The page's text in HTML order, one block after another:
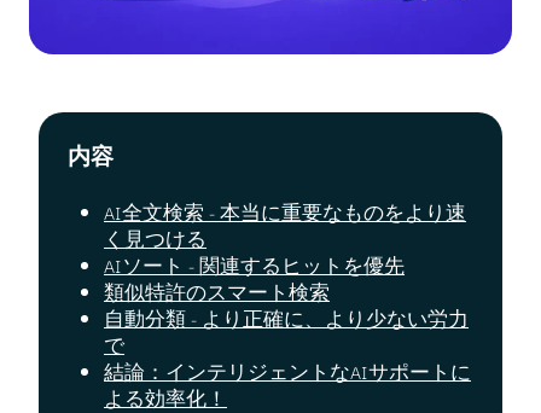
内容
AI全文検索 - 本当に重要なものをより速
く見つける
AIソート - 関連するヒットを優先
類似特許のスマート検索
自動分類 - より正確に、より少ない労力
で
結論：インテリジェントなAIサポートに
よる効率化！